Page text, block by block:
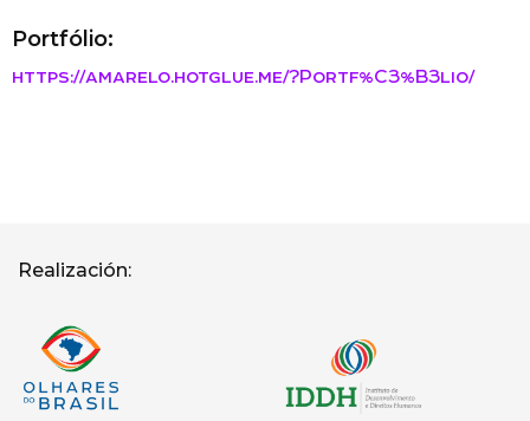
Portfólio:
https://amarelo.hotglue.me/?Portf%C3%B3lio/
Realización: